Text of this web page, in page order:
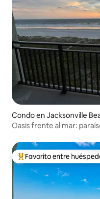
Condo en Jacksonville
Oasis frente al mar:
Favorito entre
Favorito entre